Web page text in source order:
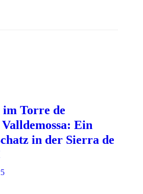
Torre de
Ein
in der Sierra de